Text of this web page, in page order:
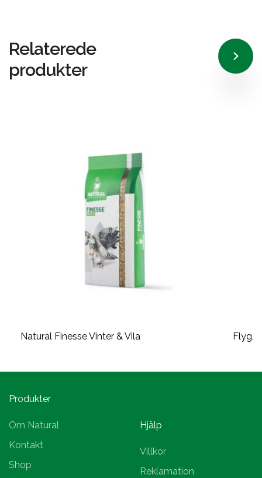
Relaterede
produkter
Natural Finesse Vinter & Vila Flyg/
Produkter
Om Natural
Kontakt
Shop
Hjälp
Villkor
Reklamation